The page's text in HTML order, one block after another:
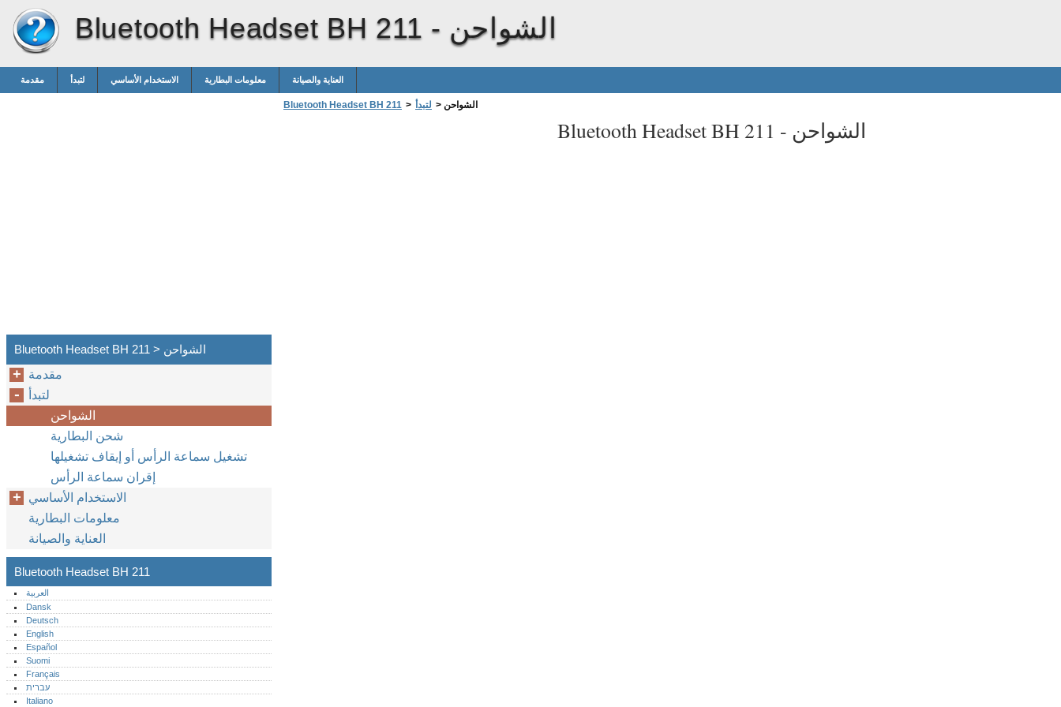
Bluetooth Headset BH 211 - الشواحن
مقدمة لتبدأ الاستخدام الأساسي معلومات البطارية العناية والصيانة
Bluetooth Headset BH 211 > لتبدأ > الشواحن
Bluetooth Headset BH 211 - الشواحن
Bluetooth Headset BH 211 > الشواحن
مقدمة
لتبدأ
الشواحن
شحن البطارية
تشغيل سماعة الرأس أو إيقاف تشغيلها
إقران سماعة الرأس
الاستخدام الأساسي
معلومات البطارية
العناية والصيانة
Bluetooth Headset BH 211
العربية
Dansk
Deutsch
English
Español
Suomi
Français
עברית
Italiano